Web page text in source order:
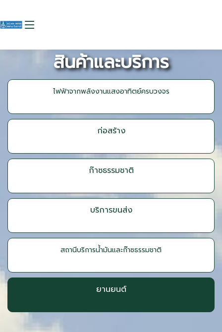
สินค้าและบริการ
ไฟฟ้าจากพลังงานแสงอาทิตย์ครบวงจร
ก่อสร้าง
ก๊าซธรรมชาติ
บริการขนส่ง
สถานีบริการน้ำมันและก๊าซธรรมชาติ
ยานยนต์